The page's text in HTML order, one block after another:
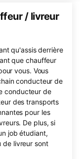
/ livreur
qu'assis derrière
que chauffeur
vous. Vous
conducteur de
conducteur de
des transports
pour les
De plus, si
job étudiant,
de livreur sont